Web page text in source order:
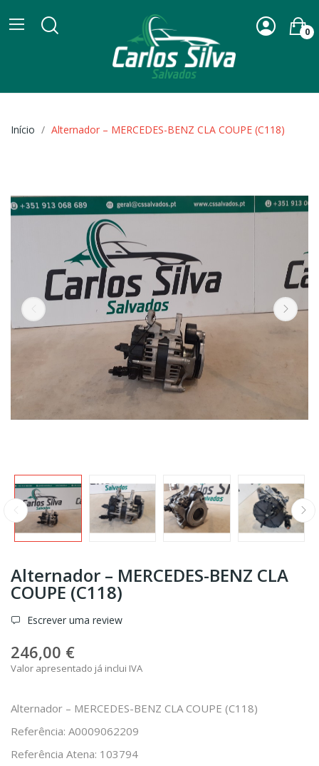
0
Início Alternador – MERCEDES-BENZ CLA COUPE (C118)
Alternador – MERCEDES-BENZ CLA
COUPE (C118)
Escrever uma review
246,00 €
Valor apresentado já inclui IVA
Alternador – MERCEDES-BENZ CLA COUPE (C118)
Referência: A0009062209
Referência Atena: 103794